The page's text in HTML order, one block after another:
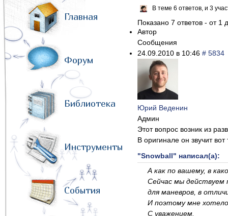
Главная
Форум
Библиотека
Инструменты
События
В теме 6 ответов, и 3
Показано 7 ответов - от 1
Автор
Сообщения
24.09.2010 в 10:46 # 5834
Юрий Веденин
Админ
Этот вопрос возник из
В оригинале он звучит вот
"Snowball" написал(а):
А как по вашему, в
Сейчас мы действуем
для маневров, в
И поэтому мне
С уважением.